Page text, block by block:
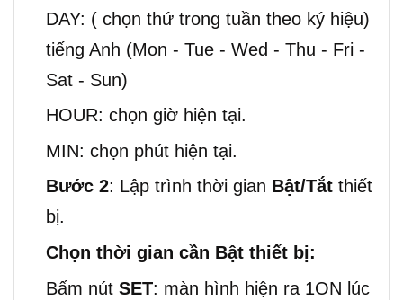
DAY: ( chọn thứ trong tuần theo ký hiệu)
tiếng Anh (Mon - Tue - Wed - Thu - Fri -
Sat - Sun)
HOUR: chọn giờ hiện tại.
MIN: chọn phút hiện tại.
Bước 2: Lập trình thời gian Bật/Tắt thiết
bị.
Chọn thời gian cần Bật thiết bị:
Bấm nút SET: màn hình hiện ra 1ON lúc